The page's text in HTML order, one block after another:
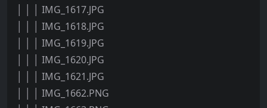
│ │ │ IMG_1617.JPG
│ │ │ IMG_1618.JPG
│ │ │ IMG_1619.JPG
│ │ │ IMG_1620.JPG
│ │ │ IMG_1621.JPG
│ │ │ IMG_1662.PNG